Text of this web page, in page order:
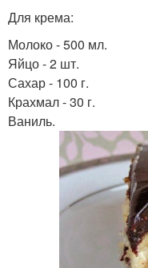
Для крема:
Молоко - 500 мл.
Яйцо - 2 шт.
Сахар - 100 г.
Крахмал - 30 г.
Ваниль.